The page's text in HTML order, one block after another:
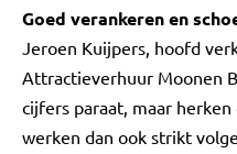
Goed verankeren en
Jeroen Kuijpers, hoofd
Attractieverhuur Moonen
cijfers paraat, maar
werken dan ook strikt